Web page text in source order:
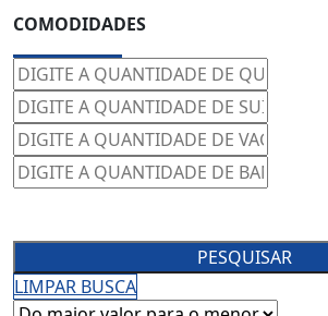
COMODIDADES
PESQUISAR
LIMPAR BUSCA